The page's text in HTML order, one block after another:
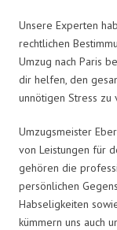
Unsere Experten
rechtlichen
Umzug nach Paris
dir helfen, den
unnötigen Stress zu
Umzugsmeister
von Leistungen für
gehören die
persönlichen
Habseligkeiten
kümmern uns auch